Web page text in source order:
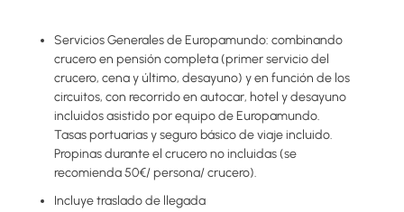
Servicios Generales de Europamundo: combinando
crucero en pensión completa (primer servicio del
crucero, cena y último, desayuno) y en función de los
circuitos, con recorrido en autocar, hotel y desayuno
incluidos asistido por equipo de Europamundo.
Tasas portuarias y seguro básico de viaje incluido.
Propinas durante el crucero no incluidas (se
recomienda 50€/ persona/ crucero).
Incluye traslado de llegada